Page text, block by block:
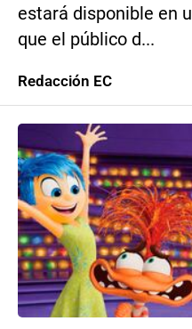
estará disponible en
que el público d...
Redacción EC